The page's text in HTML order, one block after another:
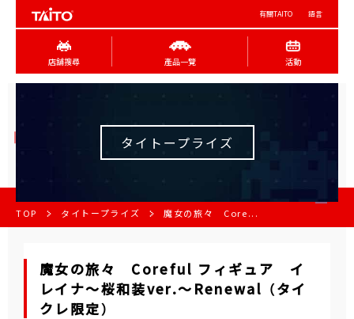
有關TAITO 語言
店舖搜尋 產品一覽 活動
タイトープライズ
TOP タイトープライズ 魔女の旅々 Core...
魔女の旅々 Coreful フィギュア イ
レイナ～桜和装ver.～Renewal （タイ
クレ限定）